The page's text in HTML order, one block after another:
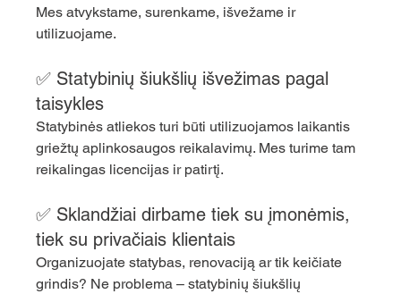
Mes atvykstame, surenkame, išvežame ir
utilizuojame.
✅ Statybinių šiukšlių išvežimas pagal
taisykles
Statybinės atliekos turi būti utilizuojamos laikantis
griežtų aplinkosaugos reikalavimų. Mes turime tam
reikalingas licencijas ir patirtį.
✅ Sklandžiai dirbame tiek su įmonėmis,
tiek su privačiais klientais
Organizuojate statybas, renovaciją ar tik keičiate
grindis? Ne problema – statybinių šiukšlių